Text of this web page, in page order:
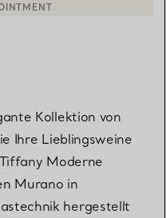
Kollektion von
Ihre Lieblingsweine
Moderne
Murano in
hergestellt